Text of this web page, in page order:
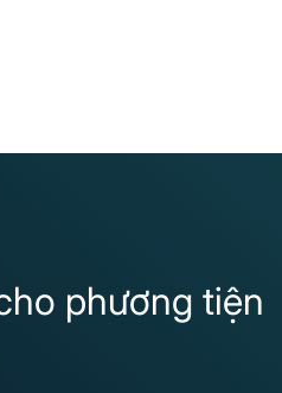
phương tiện